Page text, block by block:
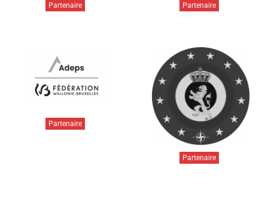
Partenaire Partenaire
Partenaire
Partenaire